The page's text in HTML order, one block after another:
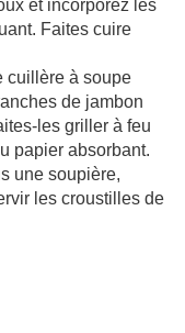
et incorporez les
Faites cuire
cuillère à soupe
de jambon
les griller à feu
papier absorbant.
une soupière,
les croustilles de